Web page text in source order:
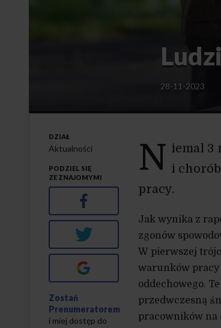
28-11-2023
N iemal 3
i
pracy.
Jak wynika z
zgonów
W pierwszej
warunków pracy
oddechowego.
przedwczesną
pracowników na
DZIAŁ
Aktualności
PODZIEL SIĘ
ZE ZNAJOMYMI
Facebook
Twitter
Zostań
Prenumeratorem
i miej dostęp do